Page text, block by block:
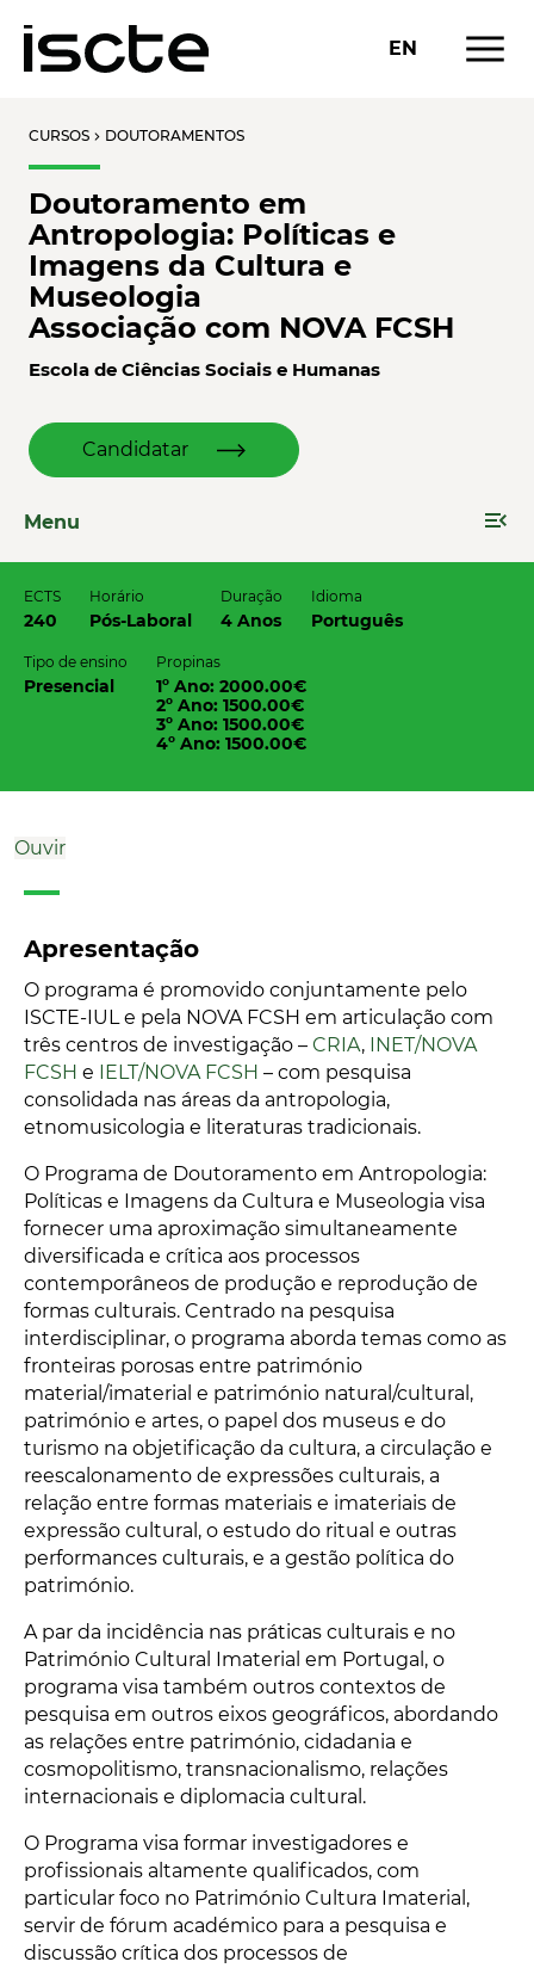
EN menu
CURSOS chevron_right DOUTORAMENTOS
Doutoramento em
Antropologia: Políticas e
Imagens da Cultura e
Museologia
Associação com NOVA FCSH
Escola de Ciências Sociais e Humanas
Candidatar
Menu menu_open
ECTS
240
Horário
Pós-Laboral
Duração
4 Anos
Idioma
Português
Tipo de ensino
Presencial
Propinas
1º Ano: 2000.00€
2º Ano: 1500.00€
3º Ano: 1500.00€
4º Ano: 1500.00€
Ouvir
Apresentação
O programa é promovido conjuntamente pelo
ISCTE-IUL e pela NOVA FCSH em articulação com
três centros de investigação – CRIA, INET/NOVA
FCSH e IELT/NOVA FCSH – com pesquisa
consolidada nas áreas da antropologia,
etnomusicologia e literaturas tradicionais.
O Programa de Doutoramento em Antropologia:
Políticas e Imagens da Cultura e Museologia visa
fornecer uma aproximação simultaneamente
diversificada e crítica aos processos
contemporâneos de produção e reprodução de
formas culturais. Centrado na pesquisa
interdisciplinar, o programa aborda temas como as
fronteiras porosas entre património
material/imaterial e património natural/cultural,
património e artes, o papel dos museus e do
turismo na objetificação da cultura, a circulação e
reescalonamento de expressões culturais, a
relação entre formas materiais e imateriais de
expressão cultural, o estudo do ritual e outras
performances culturais, e a gestão política do
património.
A par da incidência nas práticas culturais e no
Património Cultural Imaterial em Portugal, o
programa visa também outros contextos de
pesquisa em outros eixos geográficos, abordando
as relações entre património, cidadania e
cosmopolitismo, transnacionalismo, relações
internacionais e diplomacia cultural.
O Programa visa formar investigadores e
profissionais altamente qualificados, com
particular foco no Património Cultura Imaterial,
servir de fórum académico para a pesquisa e
discussão crítica dos processos de